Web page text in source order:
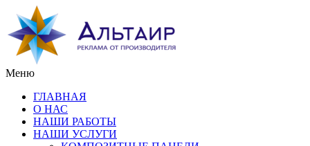
Меню
ГЛАВНАЯ
О НАС
НАШИ РАБОТЫ
НАШИ УСЛУГИ